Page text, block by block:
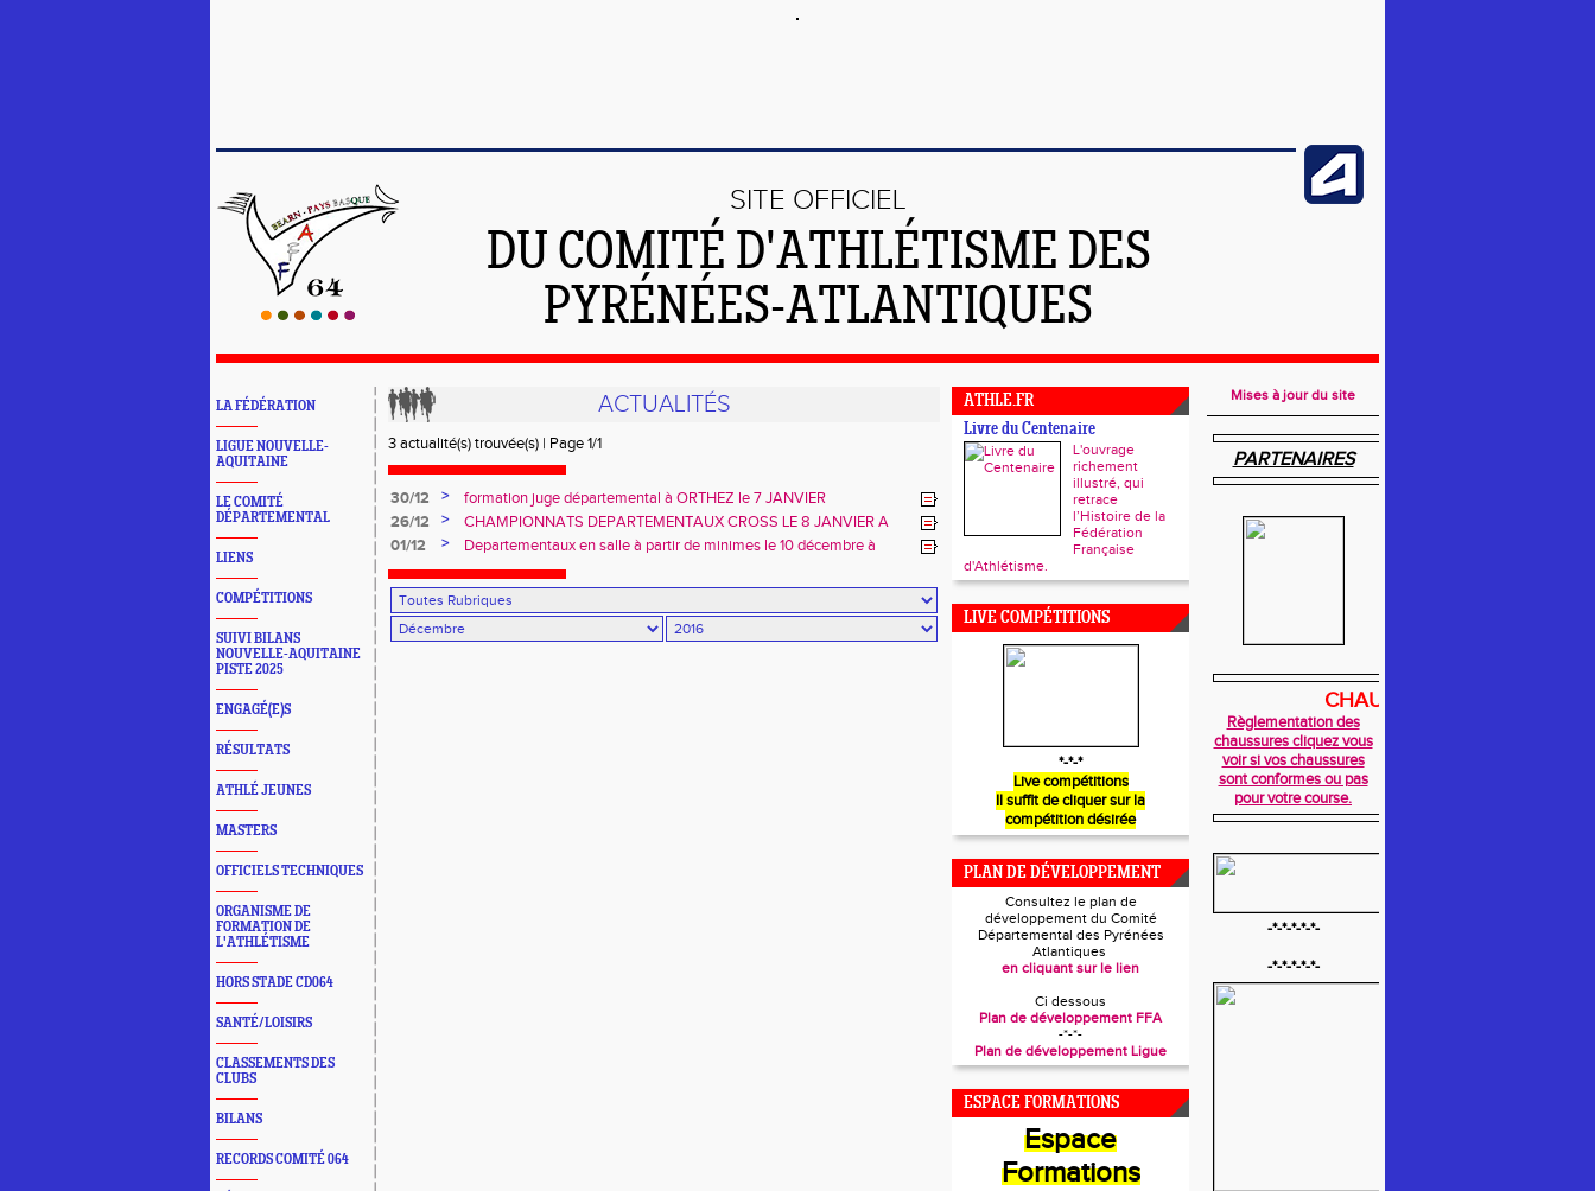
SITE OFFICIEL
DU COMITÉ D'ATHLÉTISME DES
PYRÉNÉES-ATLANTIQUES
LA FÉDÉRATION
LIGUE NOUVELLE-
AQUITAINE
LE COMITÉ
DÉPARTEMENTAL
LIENS
COMPÉTITIONS
SUIVI BILANS
NOUVELLE-AQUITAINE
PISTE 2025
ENGAGÉ(E)S
RÉSULTATS
ATHLÉ JEUNES
MASTERS
OFFICIELS TECHNIQUES
ORGANISME DE
FORMATION DE
L'ATHLÉTISME
HORS STADE CD064
SANTÉ/LOISIRS
CLASSEMENTS DES
CLUBS
BILANS
RECORDS COMITÉ 064
ACTUALITÉS
3 actualité(s) trouvée(s) | Page 1/1
30/12 >
formation juge départemental à ORTHEZ le 7 JANVIER
26/12
>
CHAMPIONNATS DEPARTEMENTAUX CROSS LE 8 JANVIER A
OLORON
01/12 >
Departementaux en salle à partir de minimes le 10 décembre à
ATHLE.FR
Livre du Centenaire
L'ouvrage
richement
illustré, qui
retrace
l’Histoire de la
Fédération
Française
d'Athlétisme.
LIVE COMPÉTITIONS
*-*-*
Live compétitions
Il suffit de cliquer sur la
compétition désirée
PLAN DE DÉVELOPPEMENT
Consultez le plan de
développement du Comité
Départemental des Pyrénées
Atlantiques
en cliquant sur le lien
Ci dessous
Plan de développement FFA
-*-*-
Plan de développement Ligue
ESPACE FORMATIONS
Espace
Formations
Mises à jour du site
PARTENAIRES
CHAUSSURES
Règlementation des
chaussures cliquez vous
voir si vos chaussures
sont conformes ou pas
pour votre course.
-*-*-*-*-*-
-*-*-*-*-*-